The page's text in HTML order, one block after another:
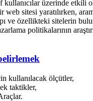
kullanıcılar üzerinde etkili
web sitesi yaratılırken,
ve özellikteki sitelerin
politikalarının
kullanılacak ölçütler,
taktikler,